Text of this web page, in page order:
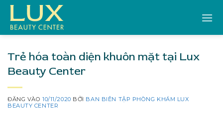
Bỏ
qua
nội
Trẻ hóa toàn diện khuôn mặt tại Lux
Beauty Center
ĐĂNG VÀO10/11/2020 BỞI BAN BIÊN TẬP PHÒNG KHÁM LUX
BEAUTY CENTER